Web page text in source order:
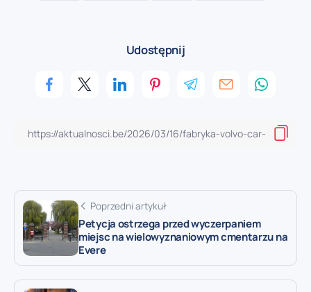
Udostępnij
Poprzedni artykuł
Petycja ostrzega przed wyczerpaniem
miejsc na wielowyznaniowym cmentarzu na
Evere